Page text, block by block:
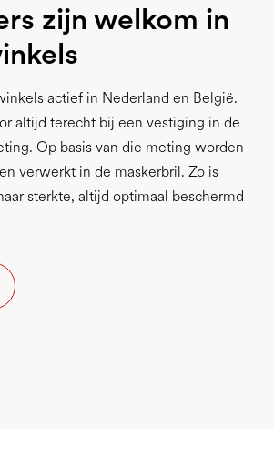
zijn welkom in
actief in Nederland en België.
altijd terecht bij een vestiging in de
Op basis van die meting worden
verwerkt in de maskerbril. Zo is
sterkte, altijd optimaal beschermd